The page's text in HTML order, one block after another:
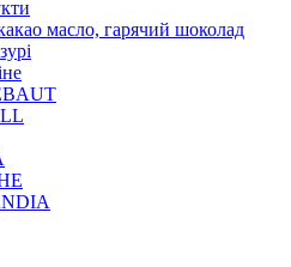
масло, гарячий шоколад